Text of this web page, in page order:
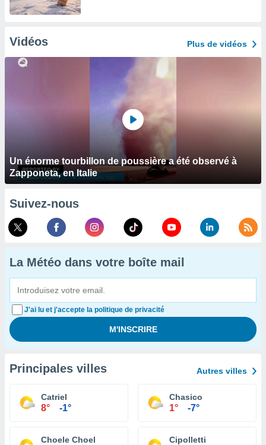
Vidéos Plus de vidéos
Un énorme tourbillon de poussière a été observé à
Zapponeta, en Italie
Suivez-nous
La Météo dans votre boîte mail
J'ai lu et j'accepte la politique de privacité
Principales villes Autres villes
Catriel
8° -1°
Chasico
1° -7°
Choele Choel Cipolletti